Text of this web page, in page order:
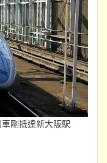
剛抵達新大阪駅